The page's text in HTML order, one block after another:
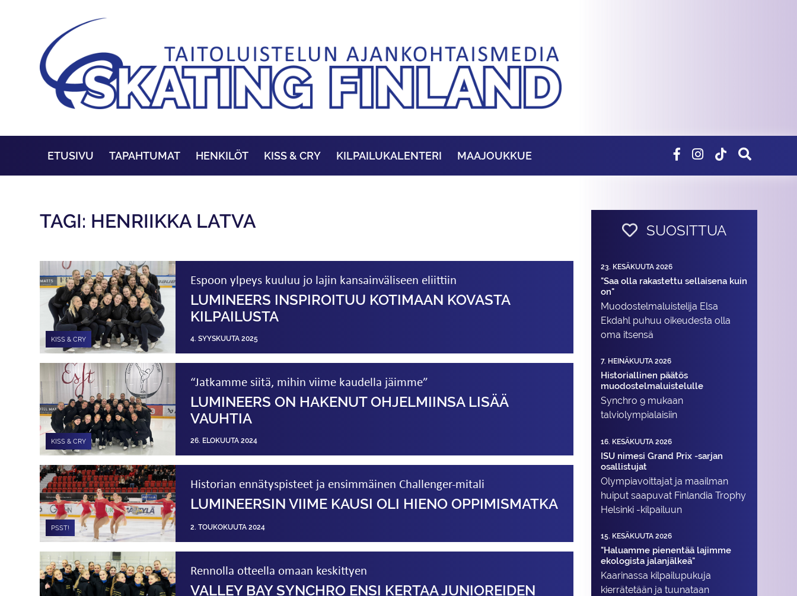
ETUSIVU TAPAHTUMAT HENKILÖT KISS & CRY KILPAILUKALENTERI MAAJOUKKUE
TAGI: HENRIIKKA LATVA
KISS & CRY
Espoon ylpeys kuuluu jo lajin kansainväliseen eliittiin
LUMINEERS INSPIROITUU KOTIMAAN KOVASTA
KILPAILUSTA
4. SYYSKUUTA 2025
KISS & CRY
“Jatkamme siitä, mihin viime kaudella jäimme”
LUMINEERS ON HAKENUT OHJELMIINSA LISÄÄ
VAUHTIA
26. ELOKUUTA 2024
PSST!
Historian ennätyspisteet ja ensimmäinen Challenger-mitali
LUMINEERSIN VIIME KAUSI OLI HIENO OPPIMISMATKA
2. TOUKOKUUTA 2024
Rennolla otteella omaan keskittyen
VALLEY BAY SYNCHRO ENSI KERTAA JUNIOREIDEN
SUOSITTUA
23. KESÄKUUTA 2026
"Saa olla rakastettu sellaisena kuin
on"
Muodostelma­luistelija Elsa
Ekdahl puhuu oikeudesta olla
oma itsensä
7. HEINÄKUUTA 2026
Historiallinen päätös
muodostelmaluistelulle
Synchro 9 mukaan
talviolympialaisiin
16. KESÄKUUTA 2026
ISU nimesi Grand Prix -sarjan
osallistujat
Olympiavoittajat ja maailman
huiput saapuvat Finlandia Trophy
Helsinki -kilpailuun
15. KESÄKUUTA 2026
"Haluamme pienentää lajimme
ekologista jalanjälkeä"
Kaarinassa kilpailupukuja
kierrätetään ja tuunataan